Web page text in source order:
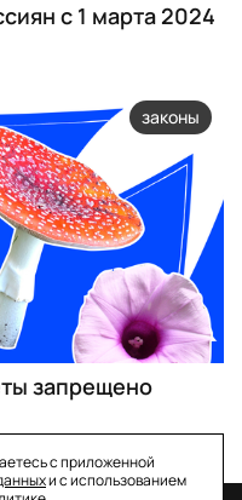
с 1 марта 2024
законы
запрещено
с приложенной
и с использованием